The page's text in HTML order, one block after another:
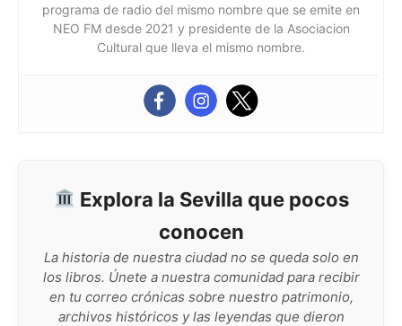
programa de radio del mismo nombre que se emite en
NEO FM desde 2021 y presidente de la Asociacion
Cultural que lleva el mismo nombre.
Explora la Sevilla que pocos
conocen
La historia de nuestra ciudad no se queda solo en
los libros. Únete a nuestra comunidad para recibir
en tu correo crónicas sobre nuestro patrimonio,
archivos históricos y las leyendas que dieron